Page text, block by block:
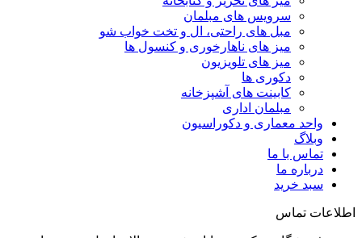
سرویس های مبلمان
مبل های راحتی، ال و تخت خواب شو
میز های ناهارخوری و کنسول ها
میز های تلویزیون
دکوری ها
کابینت های آشپزخانه
مبلمان اداری
واحد معماری و دکوراسیون
وبلاگ
تماس با ما
درباره ما
سبد خرید
اطلاعات تماس